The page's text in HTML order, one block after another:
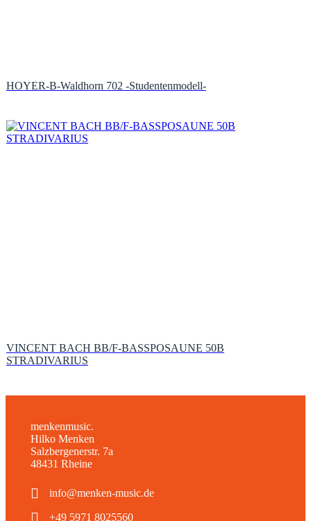
HOYER-B-Waldhorn 702 -Studentenmodell-
VINCENT BACH BB/F-BASSPOSAUNE 50B
STRADIVARIUS
menkenmusic.
Hilko Menken
Salzbergenerstr. 7a
48431 Rheine
info@menken-music.de
+49 5971 8025560